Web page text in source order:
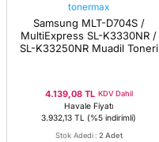
tonermax
Samsung MLT-D704S /
MultiExpress SL-K3330NR /
SL-K33250NR Muadil Toneri
4.139,08 TL KDV Dahil
Havale Fiyatı
3.932,13 TL (%5 indirimli)
Stok Adedi : 2 Adet